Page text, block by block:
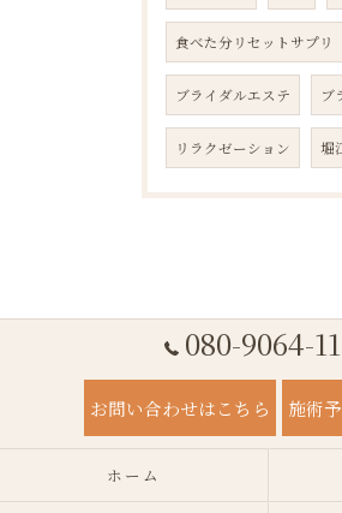
食べた分リセットサプリ
ブライダルエステ ブ
リラクゼーション 堀
080-9064-
お問い合わせはこちら 施術
ホーム